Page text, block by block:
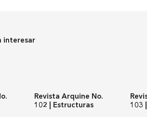
interesar
Revista Arquine No.
102 | Estructuras
103